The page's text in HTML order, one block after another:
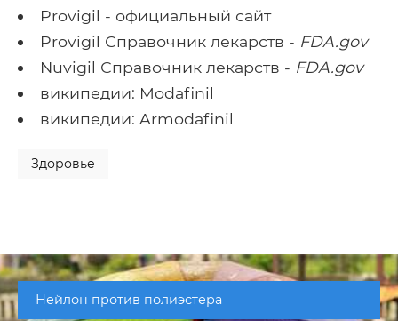
Provigil - официальный сайт
Provigil Справочник лекарств - FDA.gov
Nuvigil Справочник лекарств - FDA.gov
википедии: Modafinil
википедии: Armodafinil
Здоровье
Нейлон против полиэстера